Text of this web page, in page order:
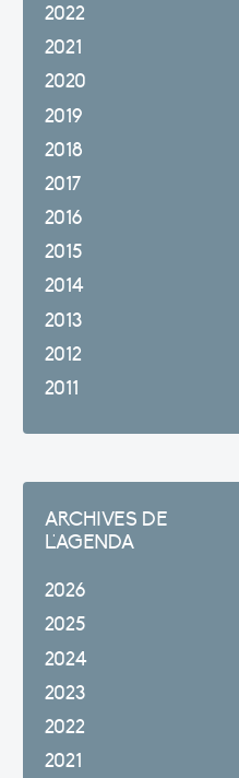
2022
2021
2020
2019
2018
2017
2016
2015
2014
2013
2012
2011
ARCHIVES DE
L'AGENDA
2026
2025
2024
2023
2022
2021